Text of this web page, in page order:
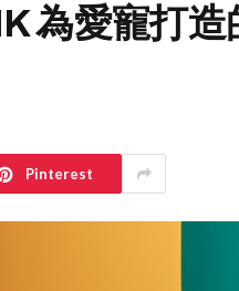
為愛寵打造
Pinterest